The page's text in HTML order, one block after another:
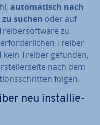
au­to­ma­tisch nach
suchen oder auf
zu
Treiber
Treiber gefunden,
nach dem
folgen.
neu in­stal­lie­